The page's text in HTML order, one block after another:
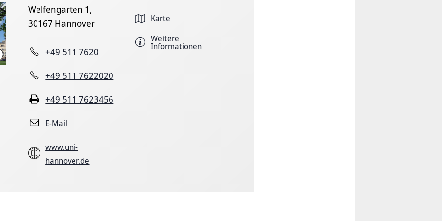
Leibniz Universität (Quelle)
Welfengarten 1,
30167 Hannover
+49 511 7620
+49 511 7622020
+49 511 7623456
E-Mail
www.uni-
hannover.de
Karte
Weitere
Informationen